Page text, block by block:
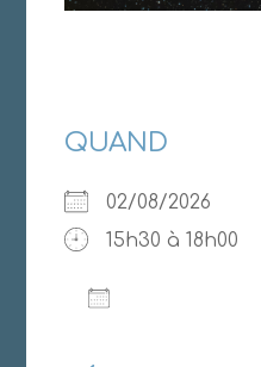
QUAND
02/08/2026
15h30 à 18h00